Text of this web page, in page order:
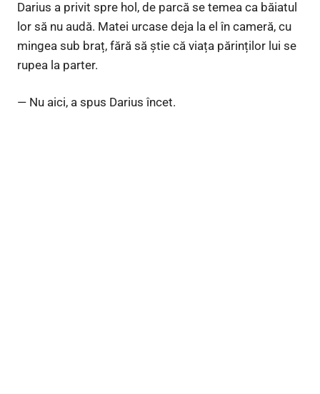
Darius a privit spre hol, de parcă se temea ca băiatul
lor să nu audă. Matei urcase deja la el în cameră, cu
mingea sub braț, fără să știe că viața părinților lui se
rupea la parter.
— Nu aici, a spus Darius încet.